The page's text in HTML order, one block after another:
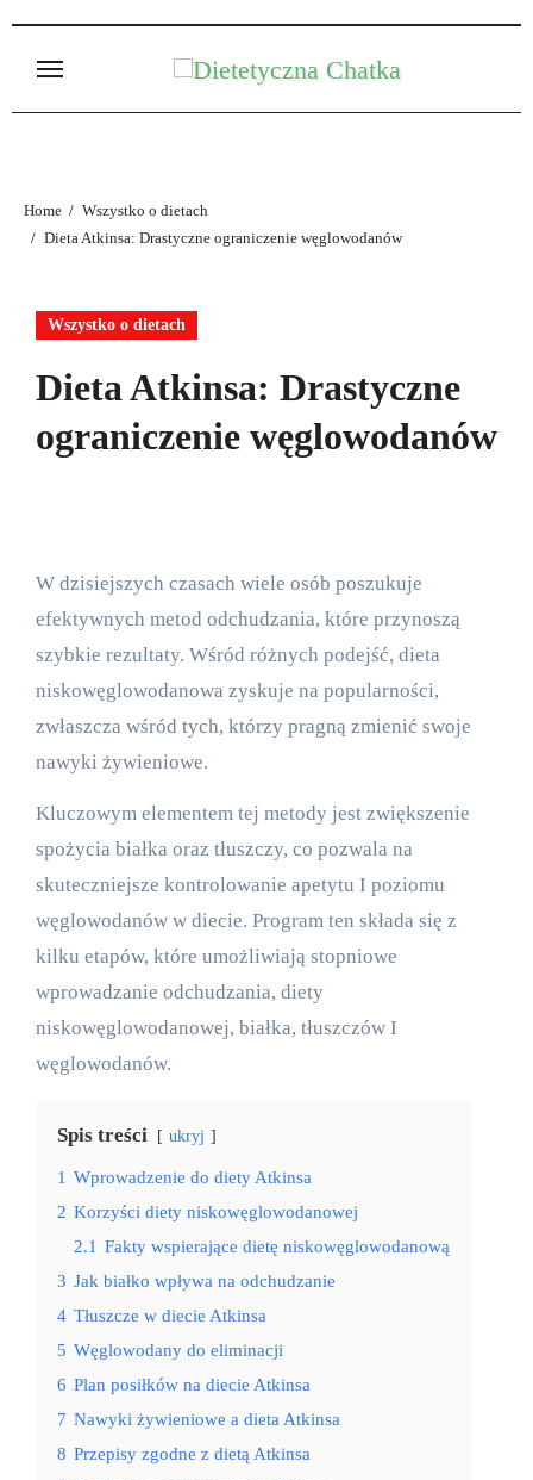
content
Home
Wszystko o dietach
Dieta Atkinsa: Drastyczne ograniczenie węglowodanów
Wszystko o dietach
Dieta Atkinsa: Drastyczne
ograniczenie węglowodanów
W dzisiejszych czasach wiele osób poszukuje
efektywnych metod odchudzania, które przynoszą
szybkie rezultaty. Wśród różnych podejść, dieta
niskowęglowodanowa zyskuje na popularności,
zwłaszcza wśród tych, którzy pragną zmienić swoje
nawyki żywieniowe.
Kluczowym elementem tej metody jest zwiększenie
spożycia białka oraz tłuszczy, co pozwala na
skuteczniejsze kontrolowanie apetytu I poziomu
węglowodanów w diecie. Program ten składa się z
kilku etapów, które umożliwiają stopniowe
wprowadzanie odchudzania, diety
niskowęglowodanowej, białka, tłuszczów I
węglowodanów.
Spis treści ukryj
1 Wprowadzenie do diety Atkinsa
2 Korzyści diety niskowęglowodanowej
2.1 Fakty wspierające dietę niskowęglowodanową
3 Jak białko wpływa na odchudzanie
4 Tłuszcze w diecie Atkinsa
5 Węglowodany do eliminacji
6 Plan posiłków na diecie Atkinsa
7 Nawyki żywieniowe a dieta Atkinsa
8 Przepisy zgodne z dietą Atkinsa